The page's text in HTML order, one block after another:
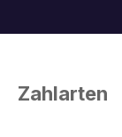
Zahlarten